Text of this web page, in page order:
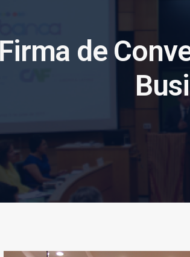
Firma de Conv
Busi